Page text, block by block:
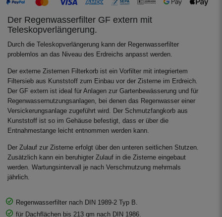
Der Regenwasserfilter GF extern mit
Teleskopverlängerung.
Durch die Teleskopverlängerung kann der Regenwasserfilter
problemlos an das Niveau des Erdreichs anpasst werden.
Der externe Zisternen Filterkorb ist ein Vorfilter mit integriertem
Filtersieb aus Kunststoff zum Einbau vor der Zisterne im Erdreich.
Der GF extern ist ideal für Anlagen zur Gartenbewässerung und für
Regenwassernutzungsanlagen, bei denen das Regenwasser einer
Versickerungsanlage zugeführt wird. Der Schmutzfangkorb aus
Kunststoff ist so im Gehäuse befestigt, dass er über die
Entnahmestange leicht entnommen werden kann.
Der Zulauf zur Zisterne erfolgt über den unteren seitlichen Stutzen.
Zusätzlich kann ein beruhigter Zulauf in die Zisterne eingebaut
werden. Wartungsintervall je nach Verschmutzung mehrmals
jährlich.
Regenwasserfilter nach DIN 1989-2 Typ B.
für Dachflächen bis 213 qm nach DIN 1986.